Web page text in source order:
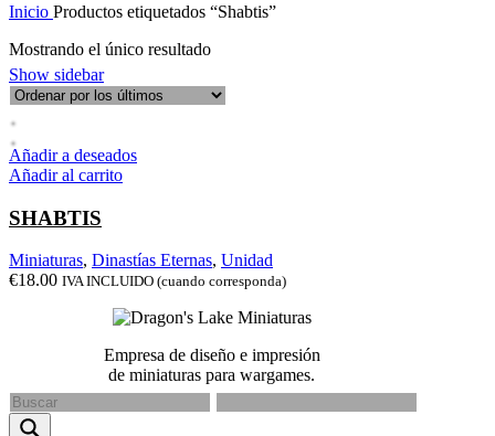
Inicio Productos etiquetados “Shabtis”
Mostrando el único resultado
Show sidebar
Añadir a deseados
Añadir al carrito
SHABTIS
Miniaturas, Dinastías Eternas, Unidad
€18.00 IVA INCLUIDO (cuando corresponda)
Empresa de diseño e impresión
de miniaturas para wargames.